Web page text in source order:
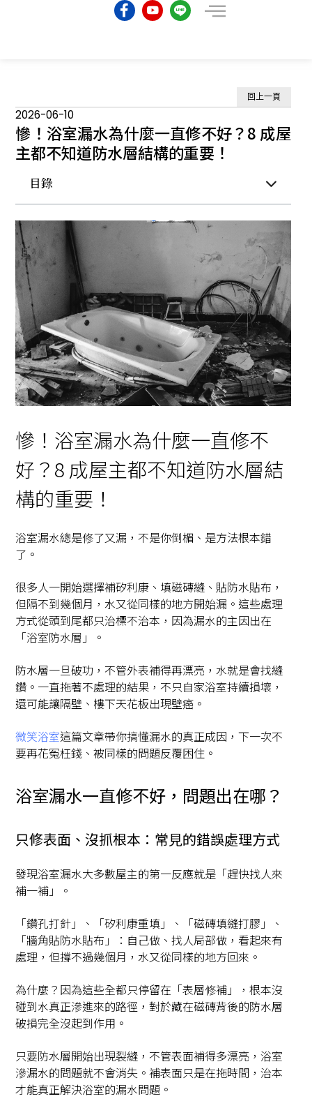
回上一頁
2026-06-10
慘！浴室漏水為什麼一直修不好？8 成屋
主都不知道防水層結構的重要！
目錄
慘！浴室漏水為什麼一直修不
好？8 成屋主都不知道防水層結
構的重要！
浴室漏水總是修了又漏，不是你倒楣、是方法根本錯
了。
很多人一開始選擇補矽利康、填磁磚縫、貼防水貼布，
但隔不到幾個月，水又從同樣的地方開始漏。這些處理
方式從頭到尾都只治標不治本，因為漏水的主因出在
「浴室防水層」。
防水層一旦破功，不管外表補得再漂亮，水就是會找縫
鑽。一直拖著不處理的結果，不只自家浴室持續損壞，
還可能讓隔壁、樓下天花板出現壁癌。
微笑浴室這篇文章帶你搞懂漏水的真正成因，下一次不
要再花冤枉錢、被同樣的問題反覆困住。
浴室漏水一直修不好，問題出在哪？
只修表面、沒抓根本：常見的錯誤處理方式
發現浴室漏水大多數屋主的第一反應就是「趕快找人來
補一補」。
「鑽孔打針」、「矽利康重填」、「磁磚填縫打膠」、
「牆角貼防水貼布」：自己做、找人局部做，看起來有
處理，但撐不過幾個月，水又從同樣的地方回來。
為什麼？因為這些全都只停留在「表層修補」，根本沒
碰到水真正滲進來的路徑，對於藏在磁磚背後的防水層
破損完全沒起到作用。
只要防水層開始出現裂縫，不管表面補得多漂亮，浴室
滲漏水的問題就不會消失。補表面只是在拖時間，治本
才能真正解決浴室的漏水問題。